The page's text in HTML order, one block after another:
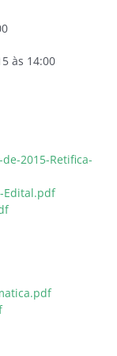
às 14:00
2015-Retifica-
Edital.pdf